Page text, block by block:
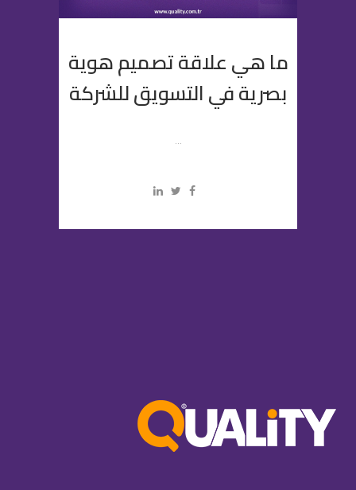
ما هي علاقة تصميم هوية
بصرية في التسويق للشركة
...